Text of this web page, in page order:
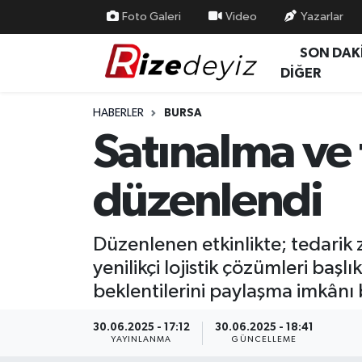
Foto Galeri Video Yazarlar
SON
DİĞER
HABERLER BURSA
Satınalma
düzenlendi
Düzenlenen etkinlikte; tedarik
yenilikçi lojistik çözümleri
beklentilerini paylaşma imkânı
30.06.2025 - 17:12
YAYINLANMA
30.06.2025 - 18:41
GÜNCELLEME
Yurttan Haberler
Rize Nöbetçi Eczaneler
Rize Trafik Yoğunluk Haritası
Süper Lig Puan Durumu ve Fikstür
Son Dakika Haberleri